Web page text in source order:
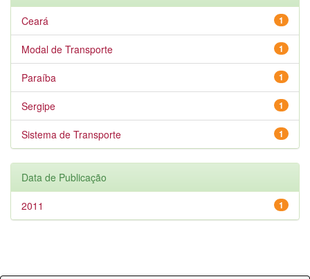
1
Ceará
1
Modal de Transporte
1
Paraíba
1
Sergipe
1
Sistema de Transporte
Data de Publicação
1
2011